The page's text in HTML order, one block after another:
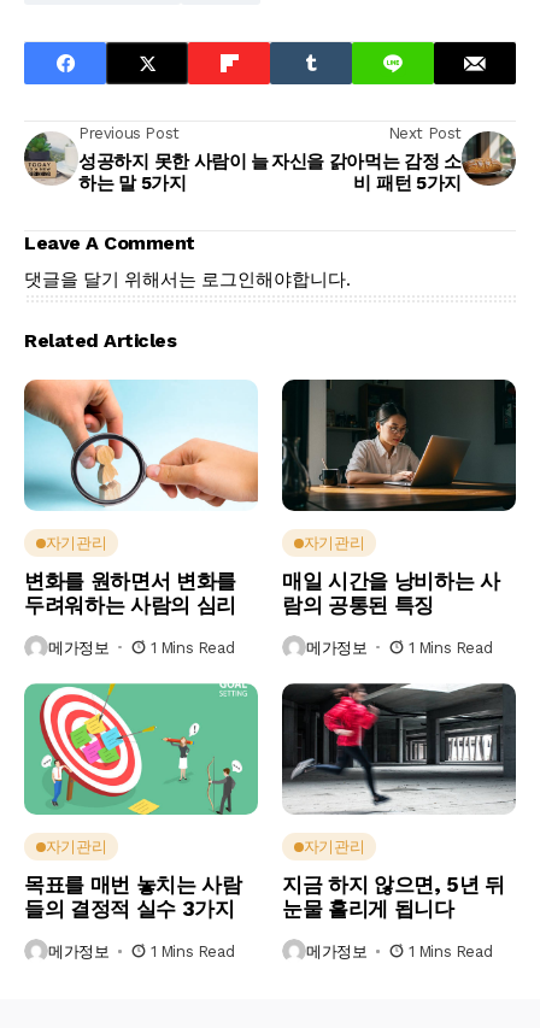
Previous Post
성공하지 못한 사람이 늘
하는 말 5가지
Next Post
자신을 갉아먹는 감정 소
비 패턴 5가지
Leave A Comment
댓글을 달기 위해서는 로그인해야합니다.
Related Articles
자기관리
변화를 원하면서 변화를
두려워하는 사람의 심리
메가정보 1 Mins Read
자기관리
매일 시간을 낭비하는 사
람의 공통된 특징
메가정보 1 Mins Read
자기관리
목표를 매번 놓치는 사람
들의 결정적 실수 3가지
메가정보 1 Mins Read
자기관리
지금 하지 않으면, 5년 뒤
눈물 흘리게 됩니다
메가정보 1 Mins Read